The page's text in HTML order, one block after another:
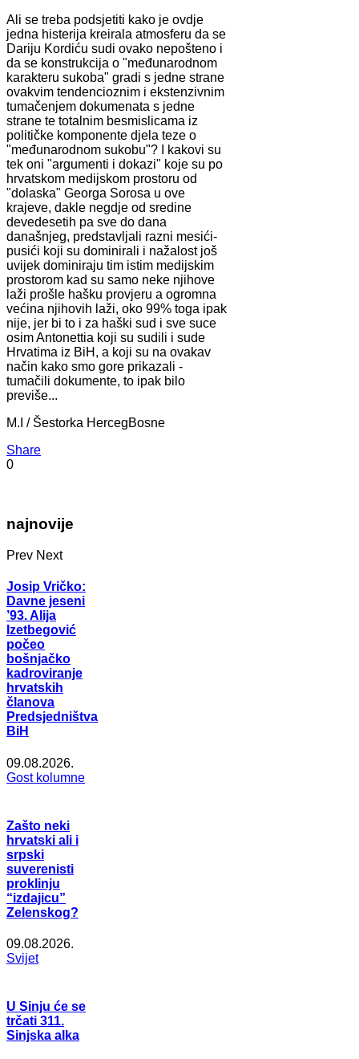
Ali se treba podsjetiti kako je ovdje
jedna histerija kreirala atmosferu da se
Dariju Kordiću sudi ovako nepošteno i
da se konstrukcija o "međunarodnom
karakteru sukoba" gradi s jedne strane
ovakvim tendencioznim i ekstenzivnim
tumačenjem dokumenata s jedne
strane te totalnim besmislicama iz
političke komponente djela teze o
"međunarodnom sukobu"? I kakovi su
tek oni "argumenti i dokazi" koje su po
hrvatskom medijskom prostoru od
"dolaska" Georga Sorosa u ove
krajeve, dakle negdje od sredine
devedesetih pa sve do dana
današnjeg, predstavljali razni mesići-
pusići koji su dominirali i nažalost još
uvijek dominiraju tim istim medijskim
prostorom kad su samo neke njihove
laži prošle hašku provjeru a ogromna
većina njihovih laži, oko 99% toga ipak
nije, jer bi to i za haški sud i sve suce
osim Antonettia koji su sudili i sude
Hrvatima iz BiH, a koji su na ovakav
način kako smo gore prikazali -
tumačili dokumente, to ipak bilo
previše...
M.I / Šestorka HercegBosne
Share
0
najnovije
Prev Next
Josip Vričko:
Davne jeseni
’93. Alija
Izetbegović
počeo
bošnjačko
kadroviranje
hrvatskih
članova
Predsjedništva
BiH
09.08.2026.
Gost kolumne
Zašto neki
hrvatski ali i
srpski
suverenisti
proklinju
“izdajicu”
Zelenskog?
09.08.2026.
Svijet
U Sinju će se
trčati 311.
Sinjska alka